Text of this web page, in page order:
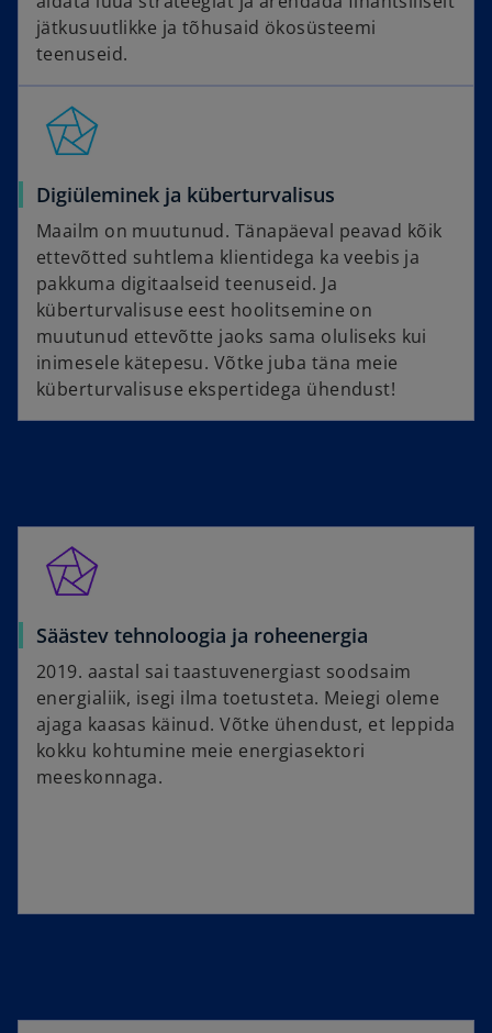
jätkusuutlikke ja tõhusaid ökosüsteemi
teenuseid.
Digiüleminek ja küberturvalisus
Maailm on muutunud. Tänapäeval peavad kõik
ettevõtted suhtlema klientidega ka veebis ja
pakkuma digitaalseid teenuseid. Ja
küberturvalisuse eest hoolitsemine on
muutunud ettevõtte jaoks sama oluliseks kui
inimesele kätepesu. Võtke juba täna meie
küberturvalisuse ekspertidega ühendust!
Säästev tehnoloogia ja roheenergia
2019. aastal sai taastuvenergiast soodsaim
energialiik, isegi ilma toetusteta. Meiegi oleme
ajaga kaasas käinud. Võtke ühendust, et leppida
kokku kohtumine meie energiasektori
meeskonnaga.